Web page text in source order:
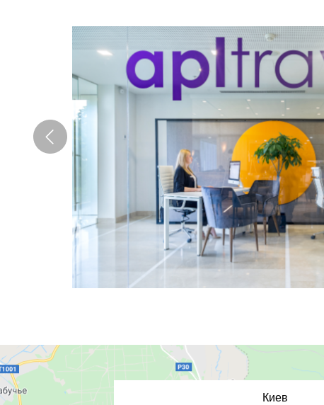
Киев